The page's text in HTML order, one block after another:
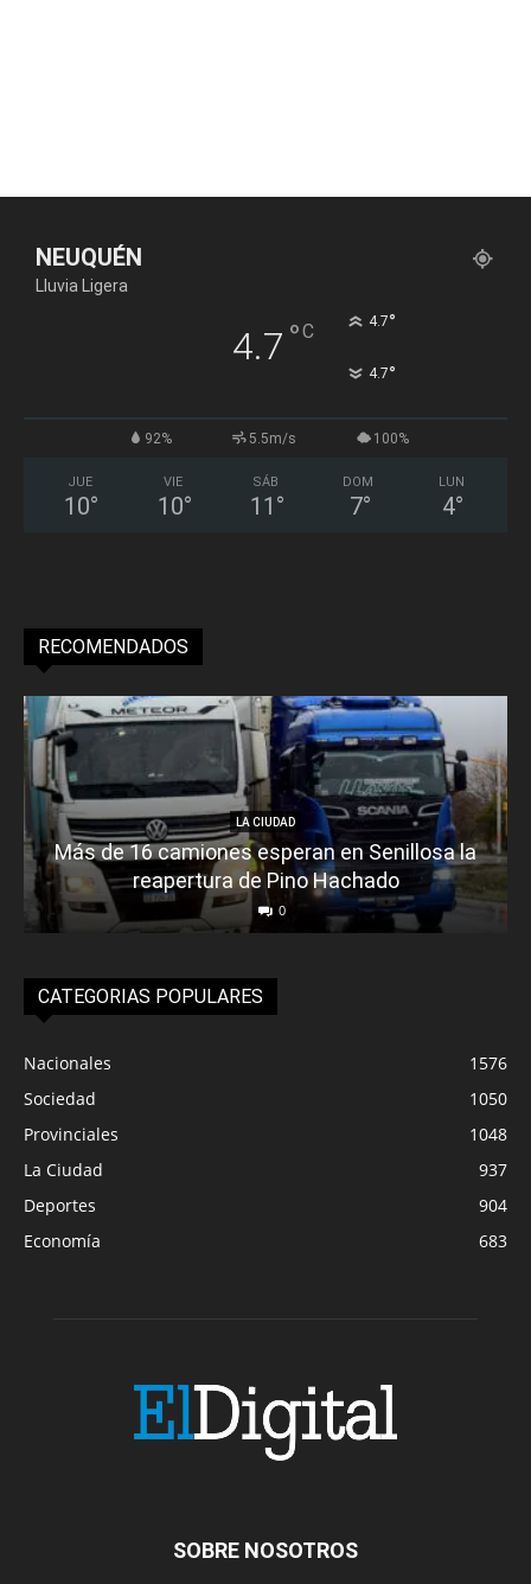
NEUQUÉN
Lluvia Ligera
4.7 °C 4.7°
4.7°
92% 5.5m/s 100%
JUE
10°
VIE
10°
SÁB
11 °
DOM
7°
LUN
4°
RECOMENDADOS
LA CIUDAD
Más de 16 camiones esperan en Senillosa la
reapertura de Pino Hachado
0
CATEGORIAS POPULARES
Nacionales
1576
Sociedad
1050
Provinciales
1048
La Ciudad
937
Deportes
904
Economía
683
SOBRE NOSOTROS